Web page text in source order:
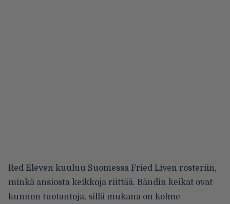
Red Eleven kuuluu Suomessa Fried Liven rosteriin,
minkä ansiosta keikkoja riittää. Bändin keikat ovat
kunnon tuotantoja, sillä mukana on kolme